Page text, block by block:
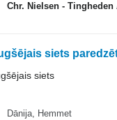
Chr. Nielsen - Tingheden
siets
siets
Dānija, Hemmet